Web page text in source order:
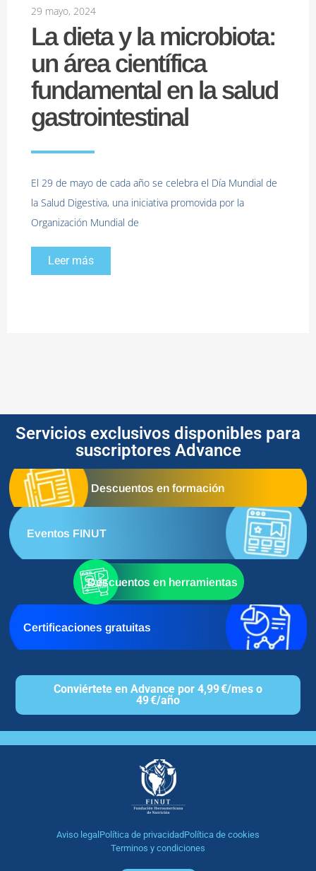
29 mayo, 2024
La dieta y la microbiota:
un área científica
fundamental en la salud
gastrointestinal
El 29 de mayo de cada año se celebra el Día Mundial de
la Salud Digestiva, una iniciativa promovida por la
Organización Mundial de
Leer más
Servicios exclusivos disponibles para
suscriptores Advance
Descuentos en formación
Eventos FINUT
Descuentos en herramientas
Certificaciones gratuitas
Conviértete en Advance por 4,99 €/mes o
49 €/año
Aviso legalPolítica de privacidadPolítica de cookies
Terminos y condiciones